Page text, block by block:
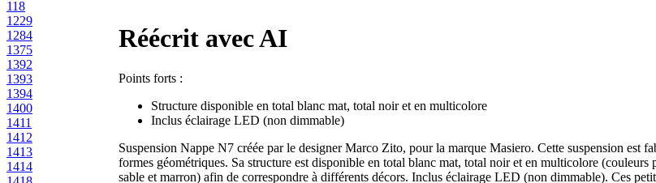
118
1229
1284
1375
1392
1393
1394
1400
1411
1412
1413
1414
Réécrit avec AI
Points forts :
Structure disponible en total blanc mat, total noir et en multicolore
Inclus éclairage LED (non dimmable)
Suspension Nappe N7 créée par le designer Marco Zito, pour la marque Masiero. Cette suspension est
formes géométriques. Sa structure est disponible en total blanc mat, total noir et en multicolore
sable et marron) afin de correspondre à différents décors. Inclus éclairage LED (non dimmable). Ces